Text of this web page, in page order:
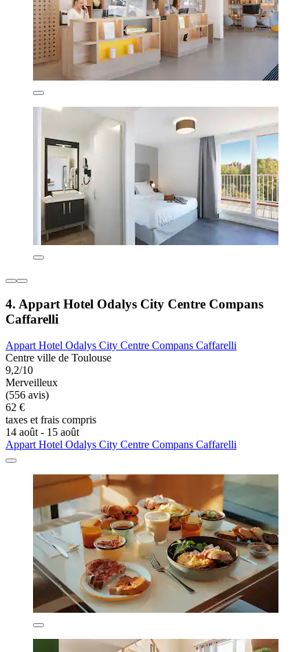
4. Appart Hotel Odalys City Centre Compans
Caffarelli
Appart Hotel Odalys City Centre Compans Caffarelli
Centre ville de Toulouse
9,2/10
Merveilleux
(556 avis)
62 €
taxes et frais compris
14 août - 15 août
Appart Hotel Odalys City Centre Compans Caffarelli